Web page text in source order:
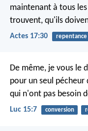
maintenant à tous
trouvent, qu'ils
Actes 17:30 repentance
De même, je vous le
pour un seul pécheur
qui n'ont pas besoin
Luc 15:7 conversion